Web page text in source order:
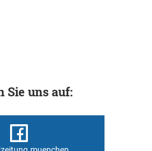
Sie uns auf: